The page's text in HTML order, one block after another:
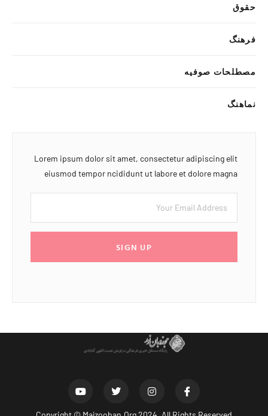
حقوق
فرهنگ
مصطلحات صوفیه
نماهنگ
Lorem ipsum dolor sit amet, consectetur adipiscing elit
eiusmod tempor ncididunt ut labore et dolore magna
SIGN UP